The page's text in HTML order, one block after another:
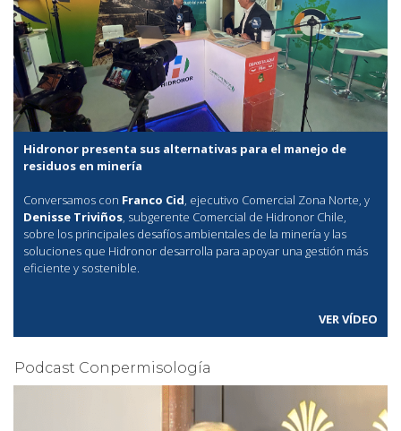
Hidronor presenta sus alternativas para el manejo de
residuos en minería
Conversamos con Franco Cid, ejecutivo Comercial Zona Norte, y
Denisse Triviños, subgerente Comercial de Hidronor Chile,
sobre los principales desafíos ambientales de la minería y las
soluciones que Hidronor desarrolla para apoyar una gestión más
eficiente y sostenible.
VER VÍDEO
Podcast Conpermisología